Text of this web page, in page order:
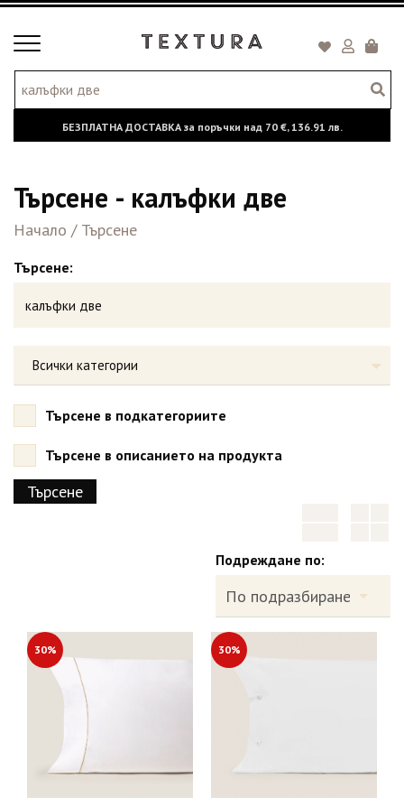
Toggle
БЕЗПЛАТНА ДОСТАВКА за поръчки над 70 €,136.91 лв.
Търсене - калъфки две
Начало / Търсене
Търсене:
Всички категории
Търсене в подкатегориите
Търсене в описанието на продукта
Подреждане по:
30% 30%